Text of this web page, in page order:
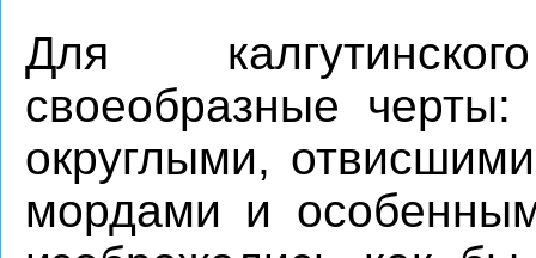
Для
своеобразные
округлыми,
мордами и